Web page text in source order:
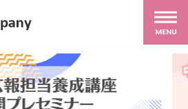
MENU